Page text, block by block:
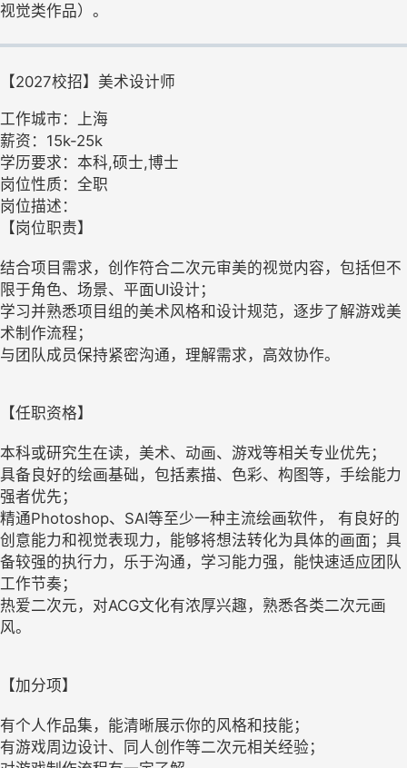
视觉类作品）。
【2027校招】美术设计师
工作城市：上海
薪资：15k-25k
学历要求：本科,硕士,博士
岗位性质：全职
岗位描述：
【岗位职责】
结合项目需求，创作符合二次元审美的视觉内容，包括但不
限于角色、场景、平面UI设计；
学习并熟悉项目组的美术风格和设计规范，逐步了解游戏美
术制作流程；
与团队成员保持紧密沟通，理解需求，高效协作。
【任职资格】
本科或研究生在读，美术、动画、游戏等相关专业优先；
具备良好的绘画基础，包括素描、色彩、构图等，手绘能力
强者优先；
精通Photoshop、SAI等至少一种主流绘画软件， 有良好的
创意能力和视觉表现力，能够将想法转化为具体的画面；具
备较强的执行力，乐于沟通，学习能力强，能快速适应团队
工作节奏；
热爱二次元，对ACG文化有浓厚兴趣，熟悉各类二次元画
风。
【加分项】
有个人作品集，能清晰展示你的风格和技能；
有游戏周边设计、同人创作等二次元相关经验；